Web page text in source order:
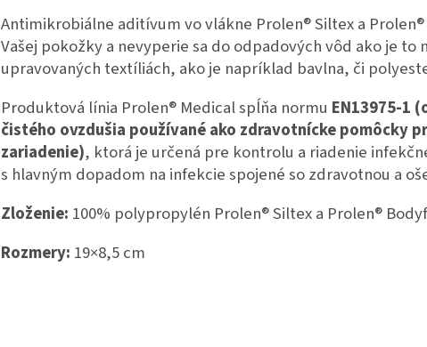
Antimikrobiálne aditívum vo vlákne Prolen® Siltex a
Vašej pokožky a nevyperie sa do odpadových vôd ako je
upravovaných textíliách, ako je napríklad bavlna, či
Produktová línia Prolen® Medical spĺňa normu EN13975-1
čistého ovzdušia používané ako zdravotnícke pomôcky
zariadenie), ktorá je určená pre kontrolu a riadenie
s hlavným dopadom na infekcie spojené so zdravotnou a
Zloženie: 100% polypropylén Prolen® Siltex a Prolen®
Rozmery: 19×8,5 cm